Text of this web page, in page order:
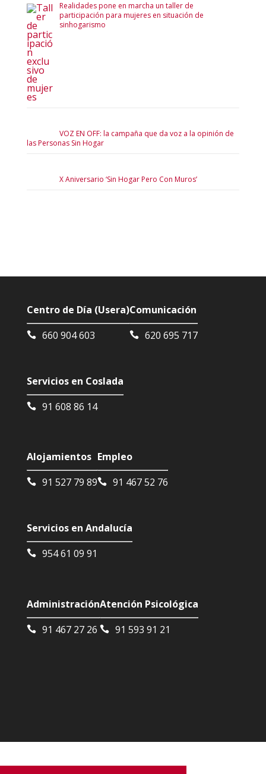
Realidades pone en marcha un taller de
participación para mujeres en situación de
sinhogarismo
VOZ EN OFF: la campaña que da voz a la opinión de
las Personas Sin Hogar
X Aniversario ‘Sin Hogar Pero Con Muros’
Centro de Día (Usera)
660 904 603
Comunicación
620 695 717
Servicios en Coslada
91 608 86 14
Alojamientos
91 527 79 89
Empleo
91 467 52 76
Servicios en Andalucía
954 61 09 91
Administración
91 467 27 26
Atención Psicológica
91 593 91 21